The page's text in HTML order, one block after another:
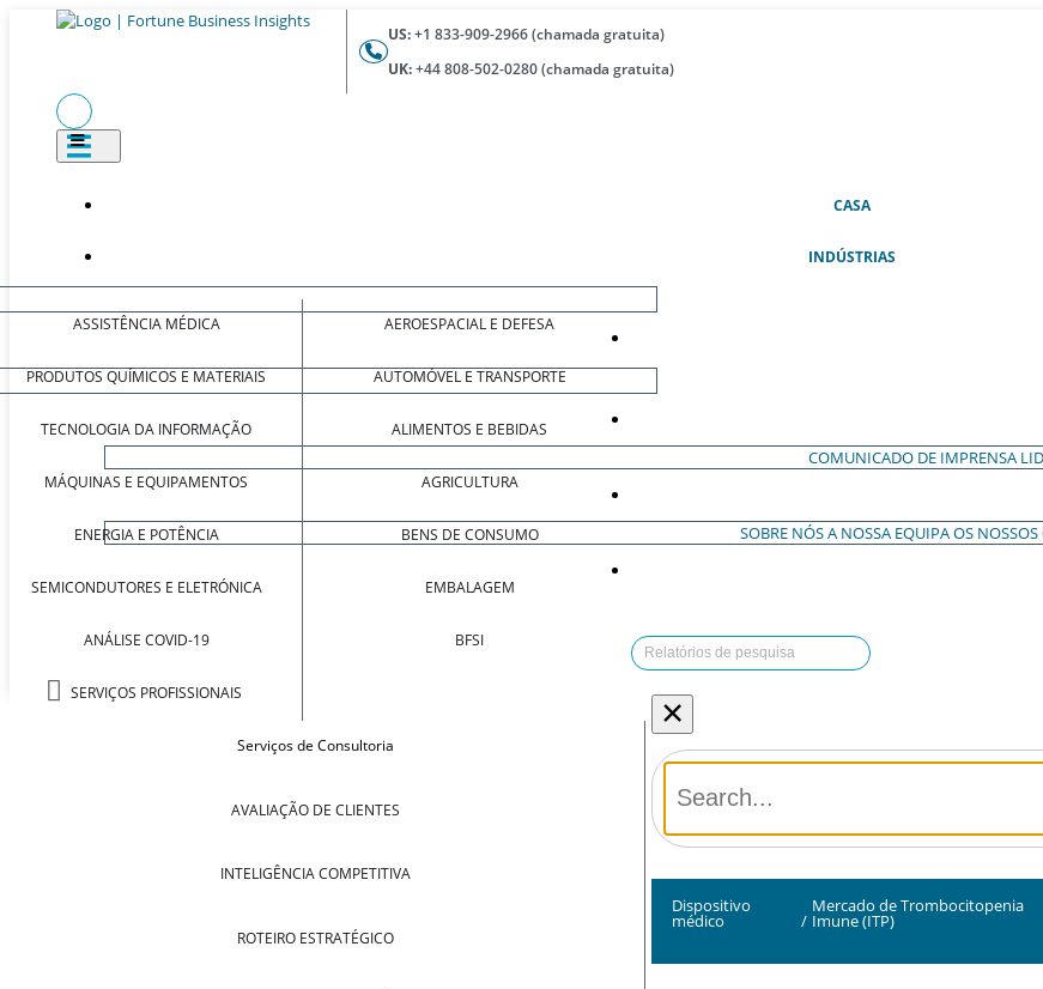
US:+1 833-909-2966 (chamada gratuita)
UK:+44 808-502-0280 (chamada gratuita)
CASA(ATUAL)
INDÚSTRIAS
ASSISTÊNCIA MÉDICA
PRODUTOS QUÍMICOS E MATERIAIS
TECNOLOGIA DA INFORMAÇÃO
MÁQUINAS E EQUIPAMENTOS
ENERGIA E POTÊNCIA
SEMICONDUTORES E ELETRÓNICA
ANÁLISE COVID-19
SERVIÇOS PROFISSIONAIS
AEROESPACIAL E DEFESA
AUTOMÓVEL E TRANSPORTE
ALIMENTOS E BEBIDAS
AGRICULTURA
BENS DE CONSUMO
EMBALAGEM
BFSI
Serviços de Consultoria
AVALIAÇÃO DE CLIENTES
INTELIGÊNCIA COMPETITIVA
ROTEIRO ESTRATÉGICO
COMUNICADO DE IMPRENSA
SOBRE NÓSA NOSSA EQUIPAOS NOSSOS
×
Dispositivo
médico /
Mercado de Trombocitopenia
Imune (ITP)